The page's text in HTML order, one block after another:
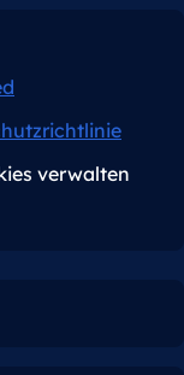
verwalten